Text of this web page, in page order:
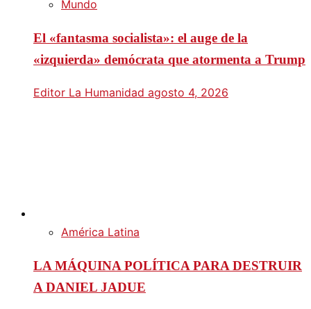
Mundo
El «fantasma socialista»: el auge de la
«izquierda» demócrata que atormenta a Trump
Editor La Humanidad agosto 4, 2026
América Latina
LA MÁQUINA POLÍTICA PARA DESTRUIR
A DANIEL JADUE